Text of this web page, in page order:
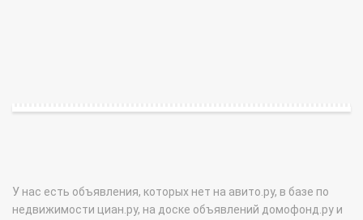
У нас есть объявления, которых нет на авито.ру, в базе по
недвижимости циан.ру, на доске объявлений домофонд.ру и